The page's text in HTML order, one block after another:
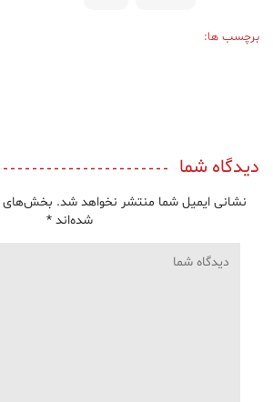
برچسب ها:
دیدگاه شما
نشانی ایمیل شما منتشر نخواهد شد. بخش‌های
شده‌اند*